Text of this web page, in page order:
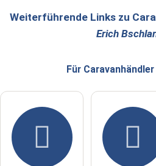
Hiermit akzeptiere ich die
Die Datenschutzerklärunghabe ich
Weiterführende Links zu
Erich
Für Caravanhändler